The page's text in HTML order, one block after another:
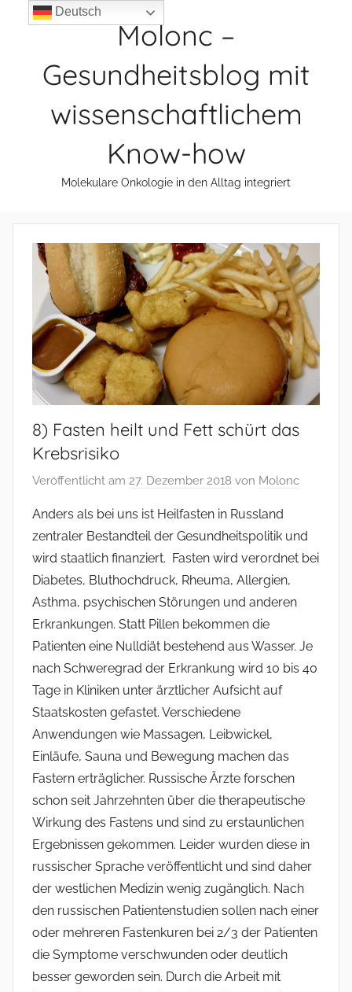
Molonc –
Gesundheitsblog mit
wissenschaftlichem
Know-how
Molekulare Onkologie in den Alltag integriert
8) Fasten heilt und Fett schürt das
Krebsrisiko
Veröffentlicht am 27. Dezember 2018 von Molonc
Anders als bei uns ist Heilfasten in Russland
zentraler Bestandteil der Gesundheitspolitik und
wird staatlich finanziert. Fasten wird verordnet bei
Diabetes, Bluthochdruck, Rheuma, Allergien,
Asthma, psychischen Störungen und anderen
Erkrankungen. Statt Pillen bekommen die
Patienten eine Nulldiät bestehend aus Wasser. Je
nach Schweregrad der Erkrankung wird 10 bis 40
Tage in Kliniken unter ärztlicher Aufsicht auf
Staatskosten gefastet. Verschiedene
Anwendungen wie Massagen, Leibwickel,
Einläufe, Sauna und Bewegung machen das
Fastern erträglicher. Russische Ärzte forschen
schon seit Jahrzehnten über die therapeutische
Wirkung des Fastens und sind zu erstaunlichen
Ergebnissen gekommen. Leider wurden diese in
russischer Sprache veröffentlicht und sind daher
der westlichen Medizin wenig zugänglich. Nach
den russischen Patientenstudien sollen nach einer
oder mehreren Fastenkuren bei 2/3 der Patienten
die Symptome verschwunden oder deutlich
besser geworden sein. Durch die Arbeit mit
Deutsch